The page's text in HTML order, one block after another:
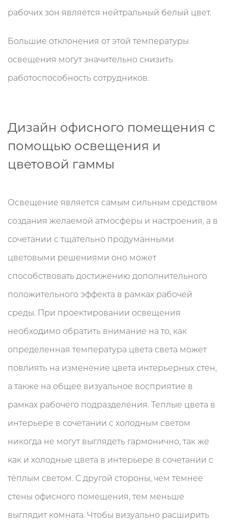
рабочих зон является нейтральный белый цвет.
Большие отклонения от этой температуры
освещения могут значительно снизить
работоспособность сотрудников.
Дизайн офисного помещения с
помощью освещения и
цветовой гаммы
Освещение является самым сильным средством
создания желаемой атмосферы и настроения, а в
сочетании с тщательно продуманными
цветовыми решениями оно может
способствовать достижению дополнительного
положительного эффекта в рамках рабочей
среды. При проектировании освещения
необходимо обратить внимание на то, как
определенная температура цвета света может
повлиять на изменение цвета интерьерных стен,
а также на общее визуальное восприятие в
рамках рабочего подразделения. Теплые цвета в
интерьере в сочетании с холодным светом
никогда не могут выглядеть гармонично, так же
как и холодные цвета в интерьере в сочетании с
тёплым светом. С другой стороны, чем темнее
стены офисного помещения, тем меньше
выглядит комната. Чтобы визуально расширить